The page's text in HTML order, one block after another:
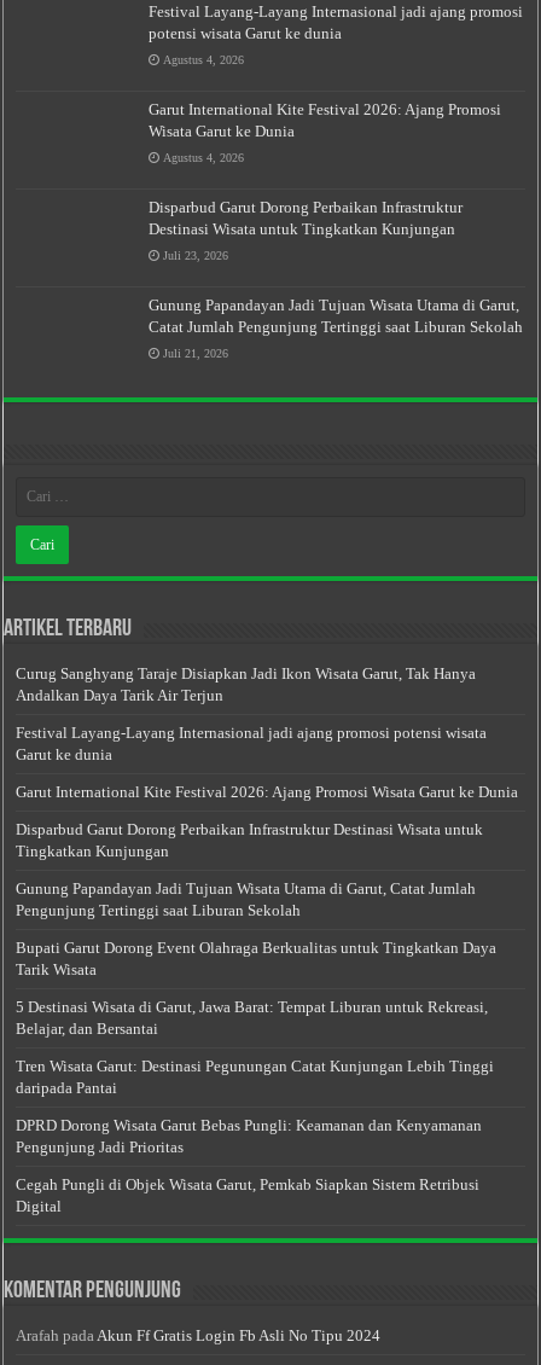
Festival Layang-Layang Internasional jadi ajang promosi
potensi wisata Garut ke dunia
Agustus 4, 2026
Garut International Kite Festival 2026: Ajang Promosi
Wisata Garut ke Dunia
Agustus 4, 2026
Disparbud Garut Dorong Perbaikan Infrastruktur
Destinasi Wisata untuk Tingkatkan Kunjungan
Juli 23, 2026
Gunung Papandayan Jadi Tujuan Wisata Utama di Garut,
Catat Jumlah Pengunjung Tertinggi saat Liburan Sekolah
Juli 21, 2026
Artikel Terbaru
Curug Sanghyang Taraje Disiapkan Jadi Ikon Wisata Garut, Tak Hanya
Andalkan Daya Tarik Air Terjun
Festival Layang-Layang Internasional jadi ajang promosi potensi wisata
Garut ke dunia
Garut International Kite Festival 2026: Ajang Promosi Wisata Garut ke Dunia
Disparbud Garut Dorong Perbaikan Infrastruktur Destinasi Wisata untuk
Tingkatkan Kunjungan
Gunung Papandayan Jadi Tujuan Wisata Utama di Garut, Catat Jumlah
Pengunjung Tertinggi saat Liburan Sekolah
Bupati Garut Dorong Event Olahraga Berkualitas untuk Tingkatkan Daya
Tarik Wisata
5 Destinasi Wisata di Garut, Jawa Barat: Tempat Liburan untuk Rekreasi,
Belajar, dan Bersantai
Tren Wisata Garut: Destinasi Pegunungan Catat Kunjungan Lebih Tinggi
daripada Pantai
DPRD Dorong Wisata Garut Bebas Pungli: Keamanan dan Kenyamanan
Pengunjung Jadi Prioritas
Cegah Pungli di Objek Wisata Garut, Pemkab Siapkan Sistem Retribusi
Digital
Komentar Pengunjung
Arafah pada Akun Ff Gratis Login Fb Asli No Tipu 2024